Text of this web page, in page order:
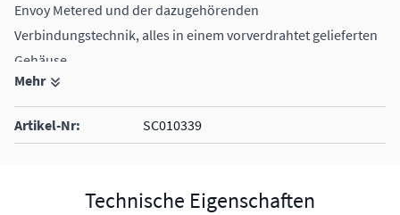
Envoy Metered und der dazugehörenden
Verbindungstechnik, alles in einem vorverdrahtet gelieferten
Gehäuse.
Die Combinerbox ist kompatibel mit den Micro-
Wechselrichtern der IQ-Serie, der IQ Battery 5P with FlexPhase
von Enphase.
Mehr
Artikel-Nr: SC010339
Technische Eigenschaften